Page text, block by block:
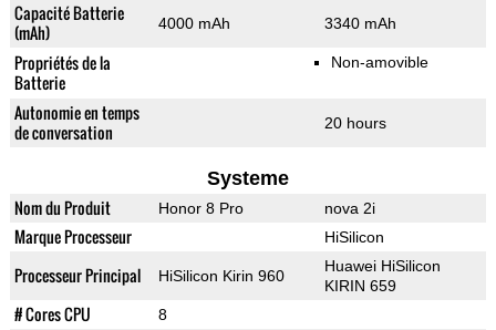
Capacité Batterie
(mAh)
4000 mAh 3340 mAh
Propriétés de la
Batterie
Non-amovible
Autonomie en temps
de conversation
20 hours
Systeme
Nom du Produit Honor 8 Pro nova 2i
Marque Processeur HiSilicon
Processeur Principal HiSilicon Kirin 960
Huawei HiSilicon
KIRIN 659
# Cores CPU 8